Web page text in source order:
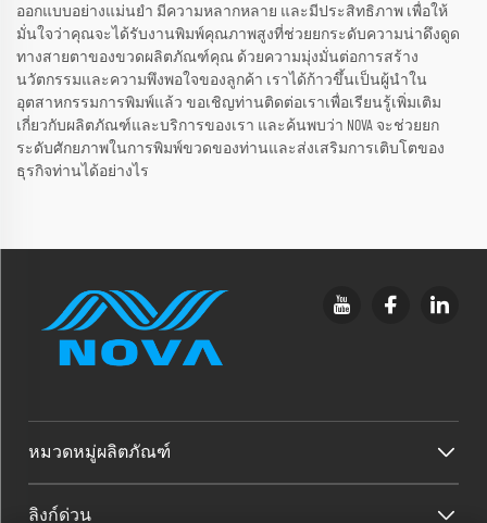
ออกแบบอย่างแม่นยำ มีความหลากหลาย และมีประสิทธิภาพ เพื่อให้
มั่นใจว่าคุณจะได้รับงานพิมพ์คุณภาพสูงที่ช่วยยกระดับความน่าดึงดูด
ทางสายตาของขวดผลิตภัณฑ์คุณ ด้วยความมุ่งมั่นต่อการสร้าง
นวัตกรรมและความพึงพอใจของลูกค้า เราได้ก้าวขึ้นเป็นผู้นำใน
อุตสาหกรรมการพิมพ์แล้ว ขอเชิญท่านติดต่อเราเพื่อเรียนรู้เพิ่มเติม
เกี่ยวกับผลิตภัณฑ์และบริการของเรา และค้นพบว่า NOVA จะช่วยยก
ระดับศักยภาพในการพิมพ์ขวดของท่านและส่งเสริมการเติบโตของ
ธุรกิจท่านได้อย่างไร
หมวดหมู่ผลิตภัณฑ์
ลิงก์ด่วน